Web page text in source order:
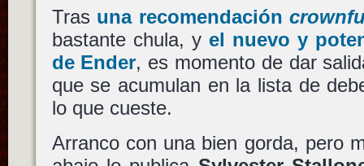
Tras una recomendación
bastante chula, y el nuevo y
de Ender, es momento de dar
que se acumulan en la lista de
lo que cueste.
Arranco con una bien gorda, pero